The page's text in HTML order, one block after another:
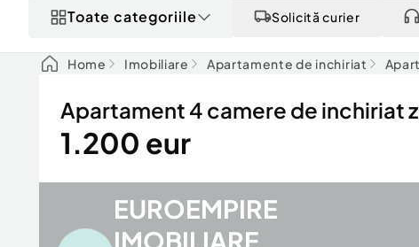
Toate categoriile Solicită curier
Home Imobiliare Apartamente de inchiriat
Apartament 4 camere de inchiriat
1.200 eur
EUROEMPIRE
IMOBILIARE